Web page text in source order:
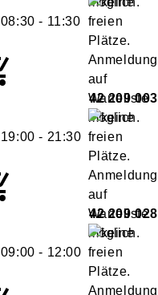
08:30 - 11:30
42 209 003
19:00 - 21:30
42 209 028
09:00 - 12:00